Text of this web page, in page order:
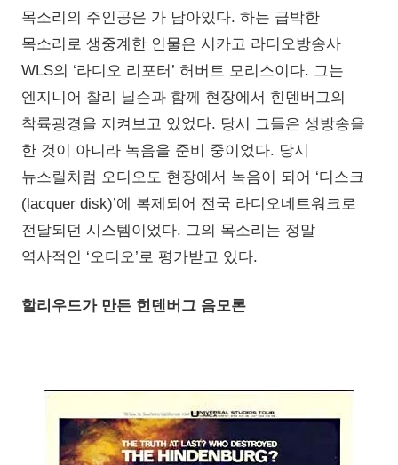
목소리의 주인공은 가 남아있다. 하는 급박한
목소리로 생중계한 인물은 시카고 라디오방송사
WLS의 ‘라디오 리포터’ 허버트 모리스이다. 그는
엔지니어 찰리 닐슨과 함께 현장에서 힌덴버그의
착륙광경을 지켜보고 있었다. 당시 그들은 생방송을
한 것이 아니라 녹음을 준비 중이었다. 당시
뉴스릴처럼 오디오도 현장에서 녹음이 되어 ‘디스크
(lacquer disk)’에 복제되어 전국 라디오네트워크로
전달되던 시스템이었다. 그의 목소리는 정말
역사적인 ‘오디오’로 평가받고 있다.
할리우드가 만든 힌덴버그 음모론